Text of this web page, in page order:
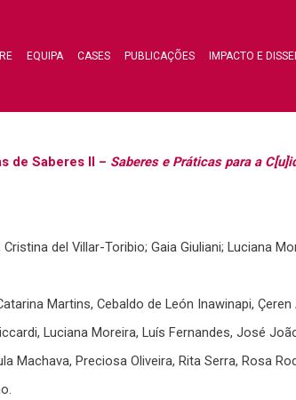
EQUIPA CASES PUBLICAÇÕES IMPACTO E
de Saberes II – Saberes e Práticas para a
del Villar-Toribio; Gaia Giuliani; Luciana
Martins, Cebaldo de León Inawinapi,
Luciana Moreira, Luís Fernandes, José
Machava, Preciosa Oliveira, Rita Serra, Rosa